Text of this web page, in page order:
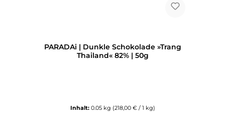
PARADAi | Dunkle Schokolade »Trang
Thailand« 82% | 50g
Inhalt: 0.05 kg (218,00 € / 1 kg)